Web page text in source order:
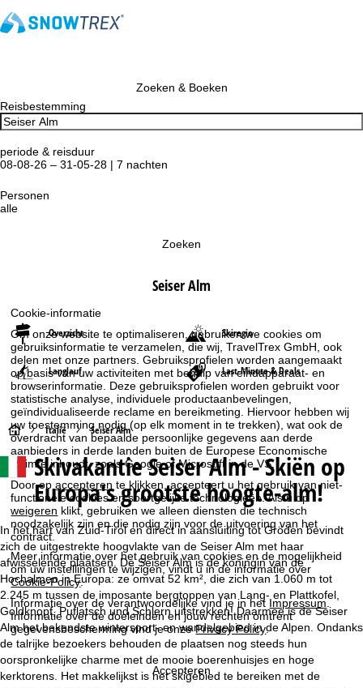
Cookie-informatie
Om onze website te optimaliseren, gebruiken we cookies om
gebruiksinformatie te verzamelen, die wij, TravelTrex GmbH, ook
delen met onze partners. Gebruiksprofielen worden aangemaakt
op basis van uw activiteiten met behulp van eindapparaat- en
browserinformatie. Deze gebruiksprofielen worden gebruikt voor
statistische analyse, individuele productaanbevelingen,
geïndividualiseerde reclame en bereikmeting. Hiervoor hebben wij
uw toestemming nodig (op elk moment in te trekken), wat ook de
overdracht van bepaalde persoonlijke gegevens aan derde
aanbieders in derde landen buiten de Europese Economische
Ruimte inhoudt, zoals Google of Microsoft in de VS.
Door opaccepteren te klikken, accepteert u het gebruik van niet-
functionele cookies en soortgelijke technologieën. Als u op
weigeren klikt, gebruiken we alleen diensten die technisch
noodzakelijk zijn en die nodig zijn voor de uitvoering van het
contract.
Meer informatie over het gebruik van cookies en de mogelijkheid
om uw instellingen te wijzigen, vindt u in de informatie over
Cookie-Policy.
Informatie over de verantwoordelijke vind je in het Impressum.
Informatie over de doeleinden en jouw rechten omtrent
gegevensbescherming vind je onzePrivacy Policy.
Accepteren
Zoeken & Boeken
Reisbestemming
periode & reisduur
08-08-26 – 31-05-28 | 7 nachten
Personen
alle
Zoeken
Seiser Alm
Overzicht Skiregio
Langlauf Last-Minute & Deals
S
t
a
r
t
p
a
g
Italië Seiser Alm
Skivakantie Seiser Alm - Skiën op
Europa's grootste hoogte-alm!
In het hart van Zuid-Tirol en direct in aansluiting tot Gröden bevindt
zich de uitgestrekte hoogvlakte van de Seiser Alm met haar
afwisselende plaatsen. De Seiser Alm is de koningin van de
Hochalmen in Europa: ze omvat 52 km², die zich van 1.060 m tot
2.245 m tussen de imposante bergtoppen van Lang- en Plattkofel,
Goldknopf, Puflatsch und Schlern uitstrekken! Daarmee is de Seiser
Alm het bekendste wintersport- en wandelgebied in de Alpen. Ondanks
de talrijke bezoekers behouden de plaatsen nog steeds hun
oorspronkelijke charme met de mooie boerenhuisjes en hoge
kerktorens. Het makkelijkst is het skigebied te bereiken met de